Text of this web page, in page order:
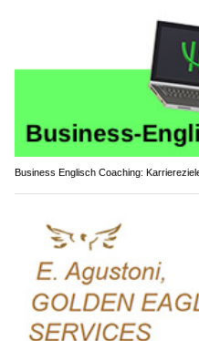
Business Englisch Coaching: